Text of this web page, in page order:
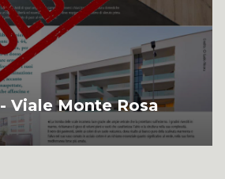
Viale Monte Rosa